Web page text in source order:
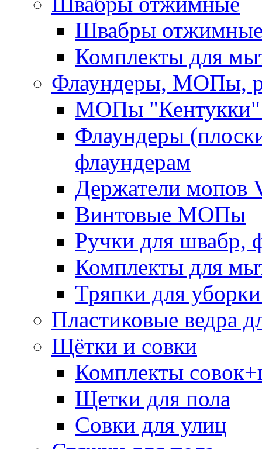
Швабры
Комплекты для
Флаундеры, МОПы,
МОПы "Кентукки"
Флаундеры
флаундерам
Держатели мопов
Винтовые МОПы
Ручки для швабр,
Комплекты для
Тряпки для
Пластиковые ведра
Щётки и совки
Комплекты
Щетки для пола
Совки для улиц